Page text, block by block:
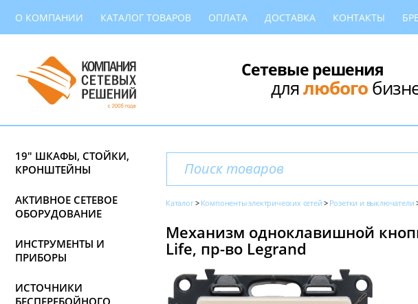
О КОМПАНИИ КАТАЛОГ ТОВАРОВ ОПЛАТА ДОСТАВКА КОНТАКТЫ
Сетевые решения
длялюбого
19" ШКАФЫ, СТОЙКИ,
КРОНШТЕЙНЫ
АКТИВНОЕ СЕТЕВОЕ
ОБОРУДОВАНИЕ
ИНСТРУМЕНТЫ И
ПРИБОРЫ
ИСТОЧНИКИ
БЕСПЕРЕБОЙНОГО
Каталог Компоненты электрических сетей Розетки и выключатели
Механизм одноклавишной
Life, пр-во Legrand